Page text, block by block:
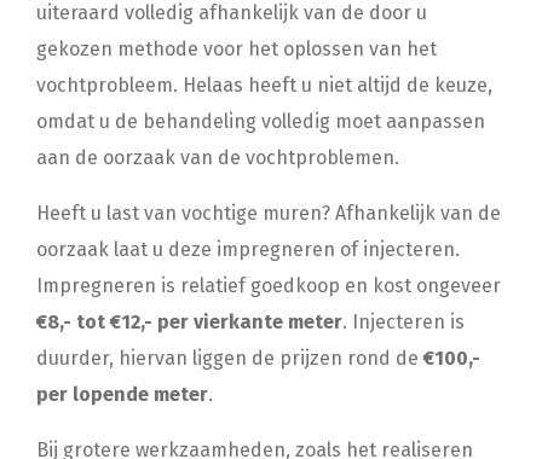
uiteraard volledig afhankelijk van de door u
gekozen methode voor het oplossen van het
vochtprobleem. Helaas heeft u niet altijd de keuze,
omdat u de behandeling volledig moet aanpassen
aan de oorzaak van de vochtproblemen.
Heeft u last van vochtige muren? Afhankelijk van de
oorzaak laat u deze impregneren of injecteren.
Impregneren is relatief goedkoop en kost ongeveer
€8,- tot €12,- per vierkante meter. Injecteren is
duurder, hiervan liggen de prijzen rond de€100,-
per lopende meter.
Bij grotere werkzaamheden, zoals het realiseren